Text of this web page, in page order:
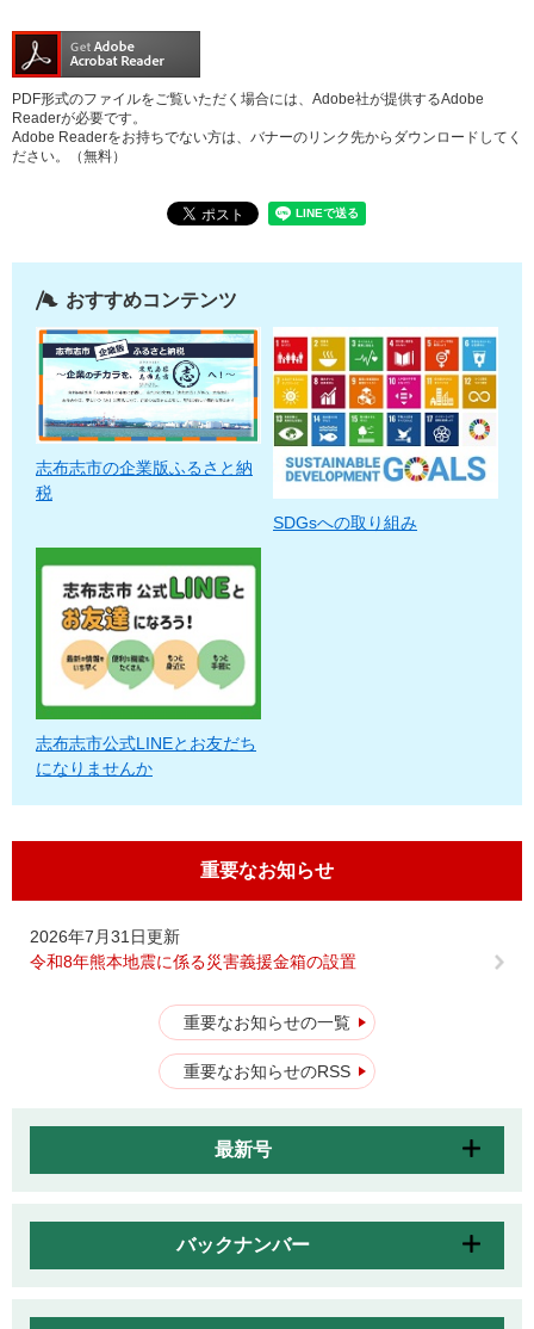
PDF形式のファイルをご覧いただく場合には、Adobe社が提供するAdobe
Readerが必要です。
Adobe Readerをお持ちでない方は、バナーのリンク先からダウンロードしてく
ださい。（無料）
おすすめコンテンツ
志布志市の企業版ふるさと納
税
SDGsへの取り組み
志布志市公式LINEとお友だち
になりませんか
重要なお知らせ
2026年7月31日更新
令和8年熊本地震に係る災害義援金箱の設置
重要なお知らせの一覧
重要なお知らせのRSS
最新号
バックナンバー